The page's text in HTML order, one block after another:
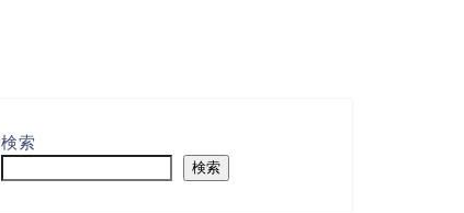
検索
検索